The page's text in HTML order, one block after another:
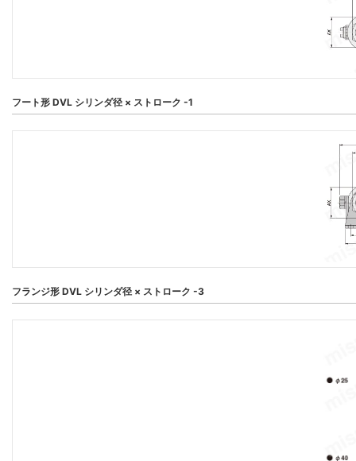
フート形 DVL シリンダ径 × ストローク -1
フランジ形 DVL シリンダ径 × ストローク -3